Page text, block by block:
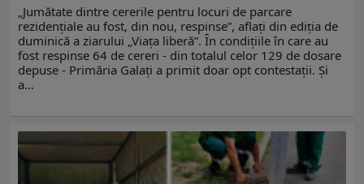
„Jumătate dintre cererile pentru locuri de parcare
rezidenţiale au fost, din nou, respinse”, aflaţi din ediţia de
duminică a ziarului „Viaţa liberă”. În condiţiile în care au
fost respinse 64 de cereri - din totalul celor 129 de dosare
depuse - Primăria Galaţi a primit doar opt contestaţii. Şi
a…